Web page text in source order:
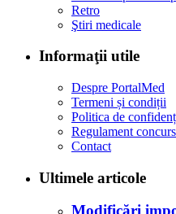
Retro
Ştiri medicale
Informaţii utile
Despre PortalMed
Termeni și condiții
Politica de
Regulament
Contact
Ultimele articole